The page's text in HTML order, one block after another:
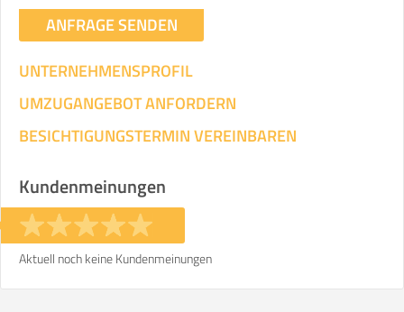
ANFRAGE SENDEN
UNTERNEHMENSPROFIL
UMZUGANGEBOT ANFORDERN
BESICHTIGUNGSTERMIN VEREINBAREN
Kundenmeinungen
Aktuell noch keine Kundenmeinungen